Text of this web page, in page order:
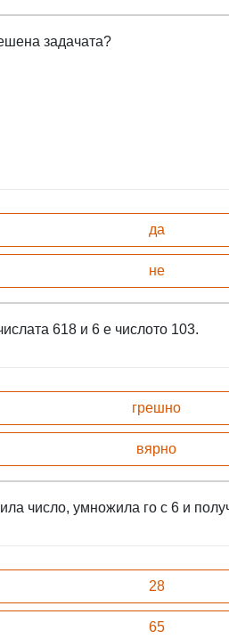
задачата?
да
не
618 и 6 е числото 103.
грешно
вярно
число, умножила го с 6 и
28
65